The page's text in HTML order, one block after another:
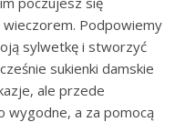
Podpowiemy
sylwetkę i stworzyć
sukienki damskie
ale przede
wygodne, a za pomocą